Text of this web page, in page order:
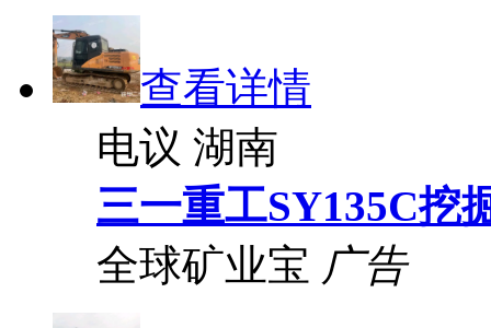
查看详情
电议 湖南
三一重工SY135C挖
全球矿业宝 广告